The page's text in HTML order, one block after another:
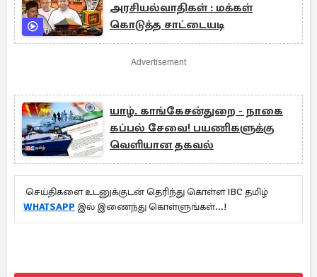
அரசியல்வாதிகள் : மக்கள்
கொடுத்த சாட்டையடி
Advertisement
யாழ். காங்கேசன்துறை - நாகை
கப்பல் சேவை! பயணிகளுக்கு
வெளியான தகவல்
செய்திகளை உடனுக்குடன் தெரிந்து கொள்ள IBC தமிழ்
WHATSAPP இல் இணைந்து கொள்ளுங்கள்...!